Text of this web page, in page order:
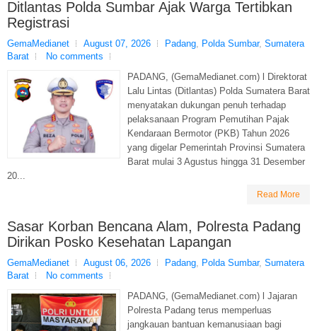
Ditlantas Polda Sumbar Ajak Warga Tertibkan
Registrasi
GemaMedianet August 07, 2026 Padang, Polda Sumbar, Sumatera
Barat
No comments
PADANG, (GemaMedianet.com) l Direktorat
Lalu Lintas (Ditlantas) Polda Sumatera Barat
menyatakan dukungan penuh terhadap
pelaksanaan Program Pemutihan Pajak
Kendaraan Bermotor (PKB) Tahun 2026
yang digelar Pemerintah Provinsi Sumatera
Barat mulai 3 Agustus hingga 31 Desember
20...
Read More
Sasar Korban Bencana Alam, Polresta Padang
Dirikan Posko Kesehatan Lapangan
GemaMedianet August 06, 2026 Padang, Polda Sumbar, Sumatera
Barat
No comments
PADANG, (GemaMedianet.com) l Jajaran
Polresta Padang terus memperluas
jangkauan bantuan kemanusiaan bagi